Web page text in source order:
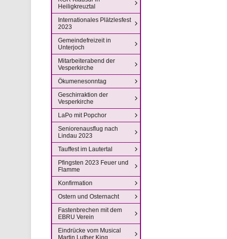
Heiligkreuztal
Internationales Plätzlesfest
2023
Gemeindefreizeit in
Unterjoch
Mitarbeiterabend der
Vesperkirche
Ökumenesonntag
Geschirraktion der
Vesperkirche
LaPo mit Popchor
Seniorenausflug nach
Lindau 2023
Tauffest im Lautertal
Pfingsten 2023 Feuer und
Flamme
Konfirmation
Ostern und Osternacht
Fastenbrechen mit dem
EBRU Verein
Eindrücke vom Musical
Martin Luther King